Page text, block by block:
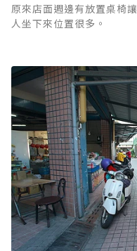
原來店面週邊有放置桌椅
人坐下來位置很多。